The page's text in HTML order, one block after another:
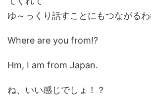
ゆ～っくり話すことにもつながるわ
Where are you from!?
Hm, I am from Japan.
ね、いい感じでしょ！？